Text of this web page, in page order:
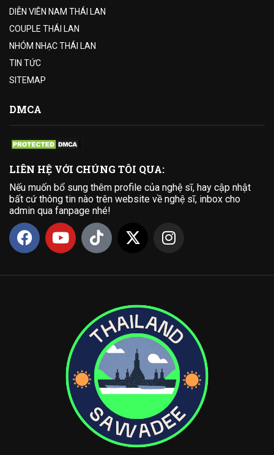
DIỄN VIÊN NAM THÁI LAN
COUPLE THÁI LAN
NHÓM NHẠC THÁI LAN
TIN TỨC
SITEMAP
DMCA
LIÊN HỆ VỚI CHÚNG TÔI QUA:
Nếu muốn bổ sung thêm profile của nghệ sĩ, hay cập nhật
bất cứ thông tin nào trên website về nghệ sĩ, inbox cho
admin qua fanpage nhé!